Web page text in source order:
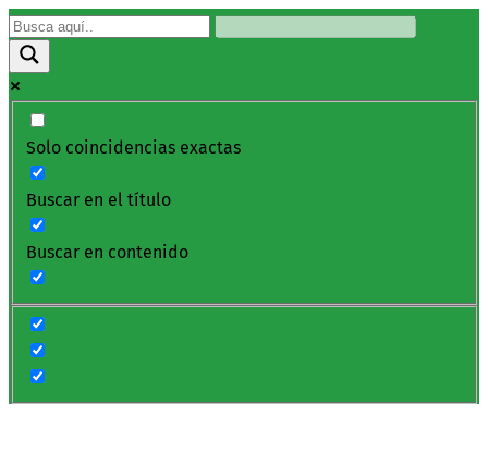
Solo coincidencias exactas
Buscar en el título
Buscar en contenido